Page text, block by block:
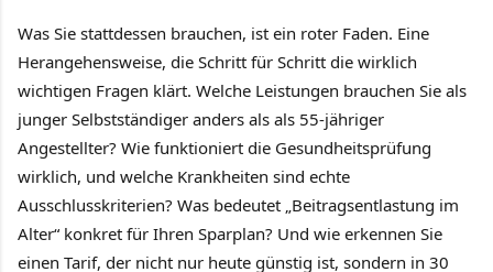
Was Sie stattdessen brauchen, ist ein roter Faden. Eine
Herangehensweise, die Schritt für Schritt die wirklich
wichtigen Fragen klärt. Welche Leistungen brauchen Sie als
junger Selbstständiger anders als als 55-jähriger
Angestellter? Wie funktioniert die Gesundheitsprüfung
wirklich, und welche Krankheiten sind echte
Ausschlusskriterien? Was bedeutet „Beitragsentlastung im
Alter“ konkret für Ihren Sparplan? Und wie erkennen Sie
einen Tarif, der nicht nur heute günstig ist, sondern in 30